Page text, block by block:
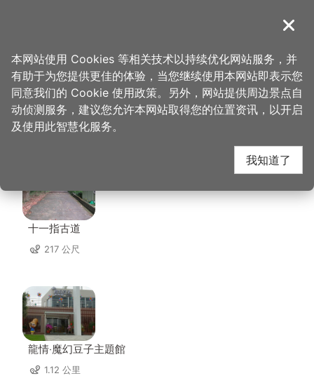
導覽
首页 > 想去的地方 > 住宿 > 逸云庄
逸云庄 周边景点
十一指古道
217 公尺
龍情‧魔幻豆子主題館
1.12 公里
关闭
本网站使用 Cookies 等相关技术以持续优化网站服务，并
有助于为您提供更佳的体验，当您继续使用本网站即表示您
同意我们的 Cookie 使用政策。另外，网站提供周边景点自
动侦测服务，建议您允许本网站取得您的位置资讯，以开启
及使用此智慧化服务。
我知道了